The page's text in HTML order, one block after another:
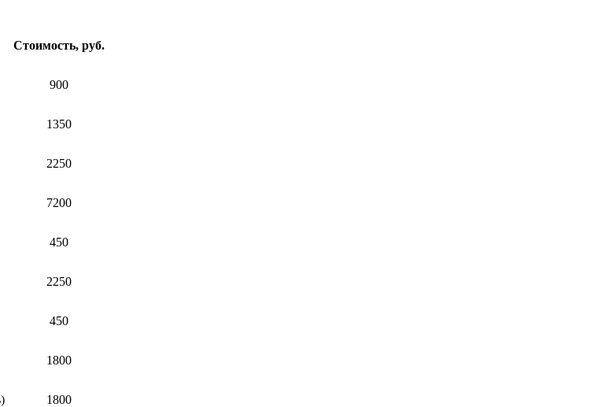
Стоимость, руб.
900
1350
2250
7200
450
2250
450
1800
1800